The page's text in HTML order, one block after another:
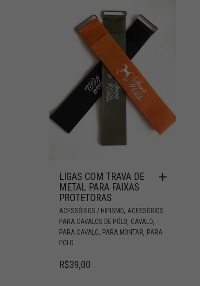
LIGAS COM TRAVA DE
METAL PARA FAIXAS
PROTETORAS
ACESSÓRIOS / HIPISMO, ACESSÓRIOS
PARA CAVALOS DE PÓLO, CAVALO,
PARA CAVALO, PARA MONTAR, PARA
PÓLO
R$39,00